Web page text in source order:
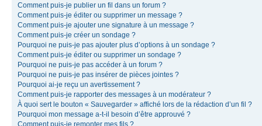
Comment puis-je publier un fil dans un forum ?
Comment puis-je éditer ou supprimer un message ?
Comment puis-je ajouter une signature à un message ?
Comment puis-je créer un sondage ?
Pourquoi ne puis-je pas ajouter plus d’options à un sondage ?
Comment puis-je éditer ou supprimer un sondage ?
Pourquoi ne puis-je pas accéder à un forum ?
Pourquoi ne puis-je pas insérer de pièces jointes ?
Pourquoi ai-je reçu un avertissement ?
Comment puis-je rapporter des messages à un modérateur ?
À quoi sert le bouton « Sauvegarder » affiché lors de la rédaction d’un fil ?
Pourquoi mon message a-t-il besoin d’être approuvé ?
Comment puis-je remonter mes fils ?